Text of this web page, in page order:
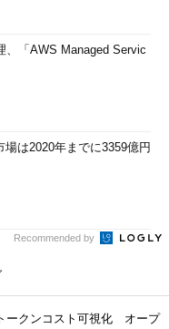
、「AWS Managed Servic
は2020年までに3359億円
Recommended by
ークンコスト可視化 オープ